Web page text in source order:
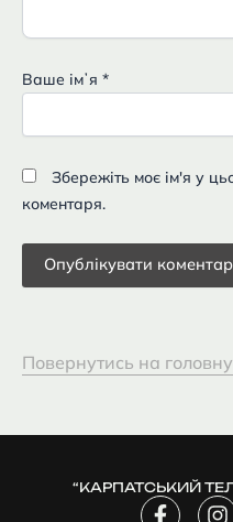
Ваше імʼя *
Збережіть моє ім'я у
коментаря.
Повернутись на головну
“КАРПАТСЬКИЙ
F
I